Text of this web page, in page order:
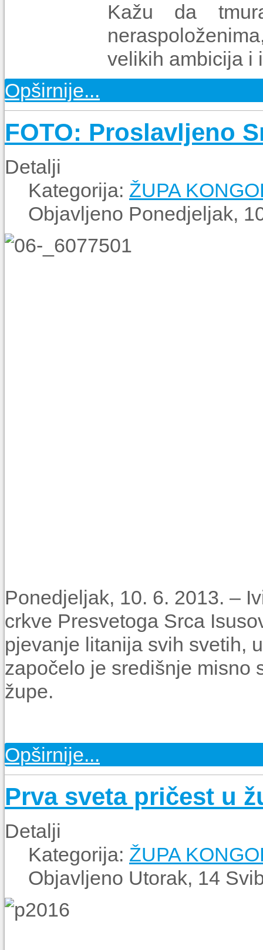
Kažu da
velikih ambicija i
Opširnije...
FOTO: Proslavljeno
Detalji
Kategorija: ŽUPA
Objavljeno Ponedjeljak,
Ponedjeljak, 10. 6. 2013. –
crkve Presvetoga Srca
pjevanje litanija svih svetih,
započelo je središnje misno
župe.
Opširnije...
Prva sveta pričest u
Detalji
Kategorija: ŽUPA
Objavljeno Utorak, 14